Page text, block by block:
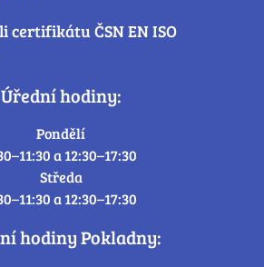
certifikátu ČSN EN ISO
Úřední hodiny:
Pondělí
a 12:30–17:30
Středa
a 12:30–17:30
hodiny Pokladny: